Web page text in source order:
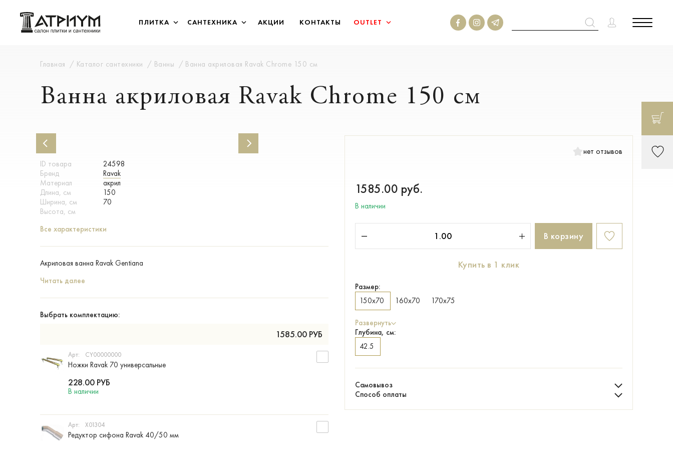
ПЛИТКА САНТЕХНИКА АКЦИИ КОНТАКТЫ OUTLET
Главная Каталог сантехники Ванны Ванна акриловая Ravak Chrome 150 см
Ванна акриловая Ravak Chrome 150 см
ID товара
24598
Бренд
Ravak
Материал
акрил
Длина, см
150
Ширина, см
70
Высота, см
Все характеристики
Акриловая ванна Ravak Gentiana
Читать далее
Выбрать комплектацию:
1585.00 РУБ
Ножки Ravak 70 универсальные
Арт: CY00000000
В наличии
228.00 РУБ
Редуктор сифона Ravak 40/50 мм
Арт: X01304
нет отзывов
1585.00 руб.
В наличии
В корзину
Купить в 1 клик
Размер:
150х70
160х70 170х75
Развернуть
Глубина, см:
42.5
Самовывоз
Способ оплаты